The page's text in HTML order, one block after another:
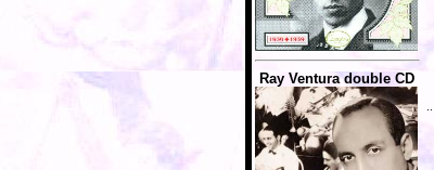
Ray Ventura double CD